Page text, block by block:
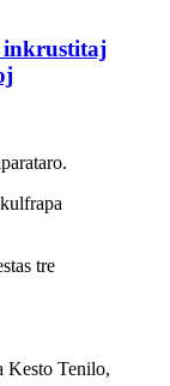
inkrustitaj
tre